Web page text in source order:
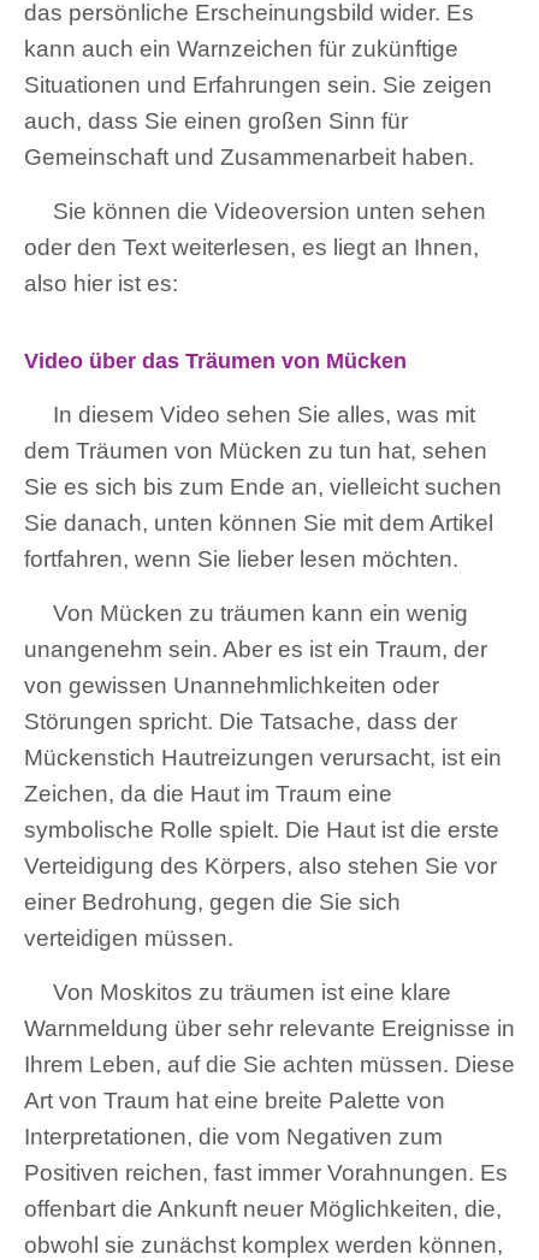
das persönliche Erscheinungsbild wider. Es
kann auch ein Warnzeichen für zukünftige
Situationen und Erfahrungen sein. Sie zeigen
auch, dass Sie einen großen Sinn für
Gemeinschaft und Zusammenarbeit haben.
Sie können die Videoversion unten sehen
oder den Text weiterlesen, es liegt an Ihnen,
also hier ist es:
Video über das Träumen von Mücken
In diesem Video sehen Sie alles, was mit
dem Träumen von Mücken zu tun hat, sehen
Sie es sich bis zum Ende an, vielleicht suchen
Sie danach, unten können Sie mit dem Artikel
fortfahren, wenn Sie lieber lesen möchten.
Von Mücken zu träumen kann ein wenig
unangenehm sein. Aber es ist ein Traum, der
von gewissen Unannehmlichkeiten oder
Störungen spricht. Die Tatsache, dass der
Mückenstich Hautreizungen verursacht, ist ein
Zeichen, da die Haut im Traum eine
symbolische Rolle spielt. Die Haut ist die erste
Verteidigung des Körpers, also stehen Sie vor
einer Bedrohung, gegen die Sie sich
verteidigen müssen.
Von Moskitos zu träumen ist eine klare
Warnmeldung über sehr relevante Ereignisse in
Ihrem Leben, auf die Sie achten müssen. Diese
Art von Traum hat eine breite Palette von
Interpretationen, die vom Negativen zum
Positiven reichen, fast immer Vorahnungen. Es
offenbart die Ankunft neuer Möglichkeiten, die,
obwohl sie zunächst komplex werden können,